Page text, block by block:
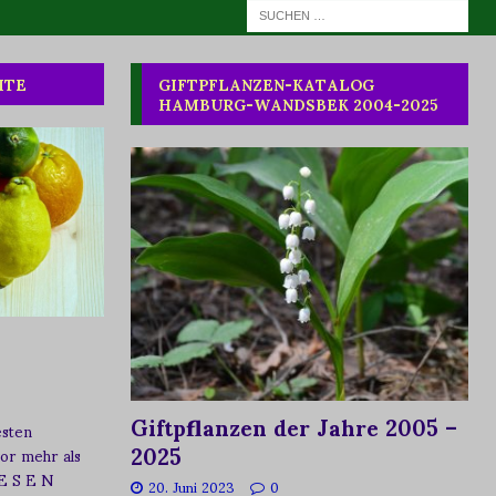
mehr als
S E N
GIFTPFLANZEN-KATALOG
HAMBURG-WANDSBEK 2004-2025
Giftpflanzen der Jahre 2005 –
2025
20. Juni 2023 0